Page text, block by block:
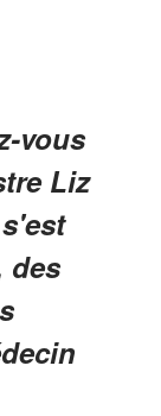
vous
Liz
des